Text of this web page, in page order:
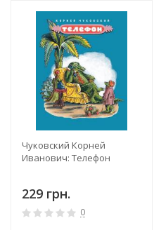
Чуковский Корней
Иванович: Телефон
229 грн.
0